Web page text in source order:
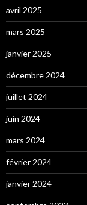
avril 2025
mars 2025
janvier 2025
décembre 2024
juillet 2024
juin 2024
mars 2024
février 2024
janvier 2024